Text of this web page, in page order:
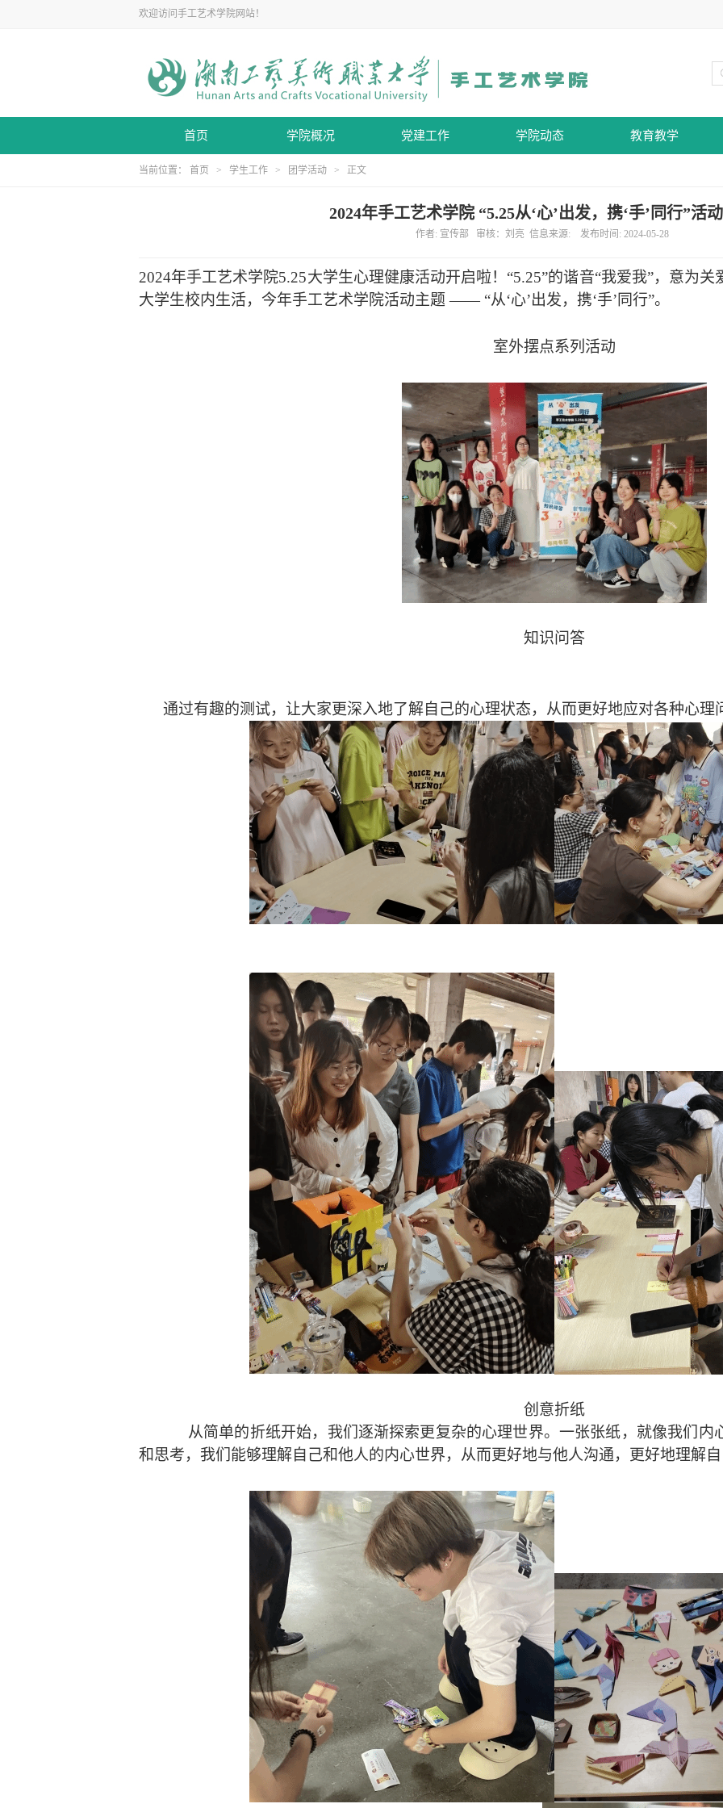
欢迎访问手工艺术学院网站！
首页 学院概况 党建工作 学院动态 教育教学
当前位置： 首页 > 学生工作 > 团学活动 > 正文
2024年手工艺术学院 “5.25从‘心’出发，携‘手’同行”活
作者: 宣传部 审核：刘亮 信息来源: 发布时间: 2024-05-28
2024年手工艺术学院5.25大学生心理健康活动开启啦！“5.25”的谐音“我爱我”，意为
大学生校内生活，今年手工艺术学院活动主题 —— “从‘心’出发，携‘手’同行”。
室外摆点系列活动
知识问答
通过有趣的测试，让大家更深入地了解自己的心理状态，从而更好地应对各种心理
创意折纸
从简单的折纸开始，我们逐渐探索更复杂的心理世界。一张张纸，就像我们内
和思考，我们能够理解自己和他人的内心世界，从而更好地与他人沟通，更好地理解